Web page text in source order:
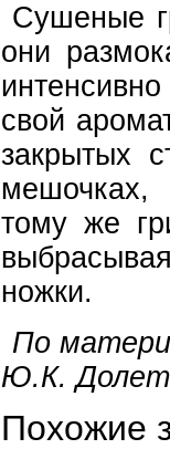
Сушеные
они
свой
закрытых
мешочках,
тому же
ножки.
По
Ю.К.
Похожие